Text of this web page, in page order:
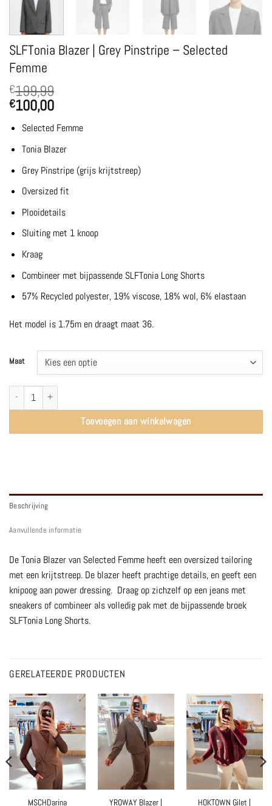
SLFTonia Blazer | Grey Pinstripe – Selected
Femme
€199,99
€100,00
Selected Femme
Tonia Blazer
Grey Pinstripe (grijs krijtstreep)
Oversized fit
Plooidetails
Sluiting met 1 knoop
Kraag
Combineer met bijpassende SLFTonia Long Shorts
57% Recycled polyester, 19% viscose, 18% wol, 6% elastaan
Het model is 1.75m en draagt maat 36.
Maat
SLFTonia Blazer | Grey Pinstripe - Selected Femme aantal
Toevoegen aan winkelwagen
Beschrijving
Aanvullende informatie
De Tonia Blazer van Selected Femme heeft een oversized tailoring
met een krijtstreep. De blazer heeft prachtige details, en geeft een
knipoog aan power dressing. Draag op zichzelf op een jeans met
sneakers of combineer als volledig pak met de bijpassende broek
SLFTonia Long Shorts.
GERELATEERDE PRODUCTEN
MSCHDarina
YROWAY Blazer |
HOKTOWN Gilet |